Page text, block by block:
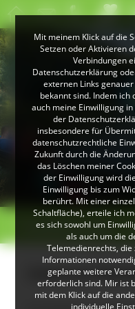
Direktvermarkter>
Imkerei
Mit meinem Klick auf die
Setzen oder Aktivieren
Verbindungen
Datenschutzerklärung
externen Links
bekannt sind. Indem
auch meine Einwilligung
der
insbesondere für
datenschutzrechtliche
Zukunft durch die
das Löschen meiner
der Einwilligung wird
Einwilligung bis zum
berührt. Mit einer
Schaltfläche), erteile ich
es sich sowohl um
als auch um die
Telemedienrechts,
Informationen
geplante weitere
erforderlich sind. Mir ist
mit dem Klick auf die
individuelle